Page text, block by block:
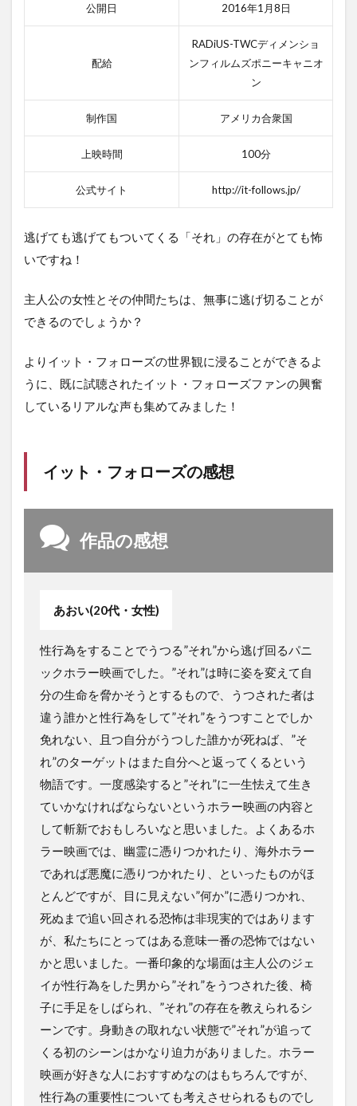
公開日 2016年1月8日
配給
RADiUS-TWCディメンショ
ンフィルムズポニーキャニオ
ン
制作国 アメリカ合衆国
上映時間 100分
公式サイト http://it-follows.jp/
逃げても逃げてもついてくる「それ」の存在がとても怖
いですね！
主人公の女性とその仲間たちは、無事に逃げ切ることが
できるのでしょうか？
よりイット・フォローズの世界観に浸ることができるよ
うに、既に試聴されたイット・フォローズファンの興奮
しているリアルな声も集めてみました！
イット・フォローズの感想
作品の感想
あおい(20代・女性)
性行為をすることでうつる”それ”から逃げ回るパニ
ックホラー映画でした。”それ”は時に姿を変えて自
分の生命を脅かそうとするもので、うつされた者は
違う誰かと性行為をして”それ”をうつすことでしか
免れない、且つ自分がうつした誰かが死ねば、”そ
れ”のターゲットはまた自分へと返ってくるという
物語です。一度感染すると”それ”に一生怯えて生き
ていかなければならないというホラー映画の内容と
して斬新でおもしろいなと思いました。よくあるホ
ラー映画では、幽霊に憑りつかれたり、海外ホラー
であれば悪魔に憑りつかれたり、といったものがほ
とんどですが、目に見えない”何か”に憑りつかれ、
死ぬまで追い回される恐怖は非現実的ではあります
が、私たちにとってはある意味一番の恐怖ではない
かと思いました。一番印象的な場面は主人公のジェ
イが性行為をした男から”それ”をうつされた後、椅
子に手足をしばられ、”それ”の存在を教えられるシ
ーンです。身動きの取れない状態で”それ”が追って
くる初のシーンはかなり迫力がありました。ホラー
映画が好きな人におすすめなのはもちろんですが、
性行為の重要性についても考えさせられるものでし